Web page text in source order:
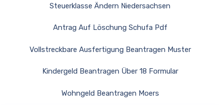
Steuerklasse Ändern Niedersachsen
Antrag Auf Löschung Schufa Pdf
Vollstreckbare Ausfertigung Beantragen Muster
Kindergeld Beantragen Über 18 Formular
Wohngeld Beantragen Moers